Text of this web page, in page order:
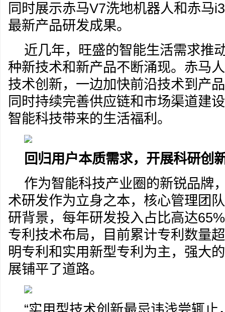
同时展示赤马V7洗地机器人和赤马
最新产品研发成果。
近几年，旺盛的智能生活需求推
种新技术和新产品不断涌现。赤马
技术创新，一边加快前沿技术到产
同时持续完善供应链和市场渠道建
智能科技带来的生活福利。
回归用户本质需求， 开展科研创
作为智能科技产业圈的新锐品牌
术研发作为立身之本，核心管理团
研背景，每年研发投入占比高达
专利技术布局，目前累计专利数量
明专利和实用新型专利为主，强大
展铺平了道路。